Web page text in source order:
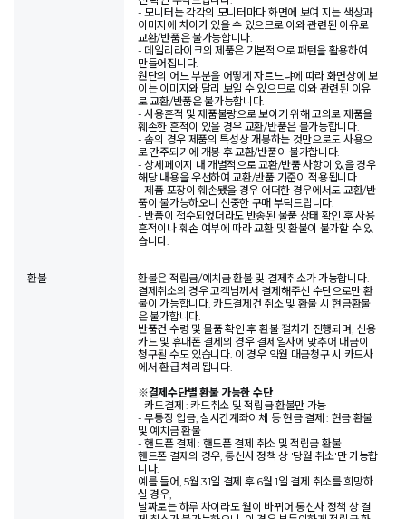
- 모니터는 각각의 모니터마다 화면에 보여 지는 색상과
이미지에 차이가 있을 수 있으므로 이와 관련된 이유로
교환/반품은 불가능합니다.
- 데일리라이크의 제품은 기본적으로 패턴을 활용하여
만들어집니다.
원단의 어느 부분을 어떻게 자르느냐에 따라 화면상에 보
이는 이미지와 달리 보일 수 있으므로 이와 관련된 이유
로 교환/반품은 불가능합니다.
- 사용흔적 및 제품불량으로 보이기 위해 고의로 제품을
훼손한 흔적이 있을 경우 교환/반품은 불가능합니다.
- 솜의 경우 제품의 특성상 개봉하는 것만으로도 사용으
로 간주되기에 개봉 후 교환/반품이 불가합니다.
- 상세페이지 내 개별적으로 교환/반품 사항이 있을 경우
해당 내용을 우선하여 교환/반품 기준이 적용됩니다.
- 제품 포장이 훼손됐을 경우 어떠한 경우에서도 교환/반
품이 불가능하오니 신중한 구매 부탁드립니다.
- 반품이 접수되었더라도 반송된 물품 상태 확인 후 사용
흔적이나 훼손 여부에 따라 교환 및 환불이 불가할 수 있
습니다.
환불
환불은 적립금/예치금 환불 및 결제취소가 가능합니다.
결제취소의 경우 고객님께서 결제해주신 수단으로만 환
불이 가능합니다. 카드결제건 취소 및 환불 시 현금환불
은 불가합니다.
반품건 수령 및 물품 확인 후 환불 절차가 진행되며, 신용
카드 및 휴대폰 결제의 경우 결제일자에 맞추어 대금이
청구될 수도 있습니다. 이 경우 익월 대금청구 시 카드사
에서 환급 처리됩니다.
※결제수단별 환불 가능한 수단
- 카드결제 : 카드취소 및 적립금 환불만 가능
- 무통장 입금, 실시간계좌이체 등 현금 결제 : 현금 환불
및 예치금 환불
- 핸드폰 결제 : 핸드폰 결제 취소 및 적립금 환불
핸드폰 결제의 경우, 통신사 정책 상 '당월 취소'만 가능합
니다.
예를 들어, 5월 31일 결제 후 6월 1일 결제 취소를 희망하
실 경우,
날짜로는 하루 차이라도 월이 바뀌어 통신사 정책 상 결